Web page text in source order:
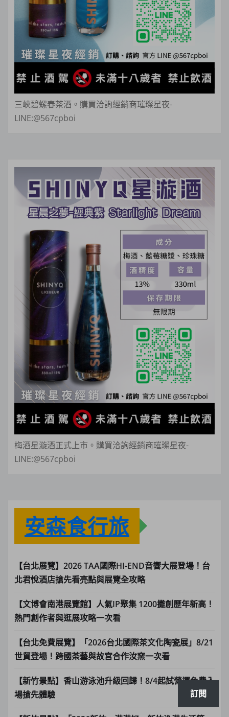
三峽碧螺春茶酒。購買洽詢經銷商璀璨星夜-
LINE:@567cpboi
梅酒星漩酒正式上市。購買洽詢經銷商璀璨星夜-
LINE:@567cpboi
安森食行旅
【台北展覽】2026 TAA國際HI-END音響大展登場！台
北君悅酒店搶先看亮點與展覽全攻略
【文博會南港展覽館】人氣IP聚集 1200攤創歷年新高！
熱門創作者與逛展攻略一次看
【台北免費展覽】「2026台北國際茶文化陶瓷展」8/21
世貿登場！跨國茶藝與故宮合作汝窯一次看
【新竹景點】香山游泳池升級回歸！8/4起試營運免費入
場搶先體驗
訂閱